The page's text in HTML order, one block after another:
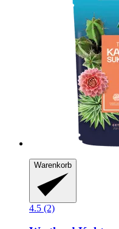
Warenkorb
4.5 (2)